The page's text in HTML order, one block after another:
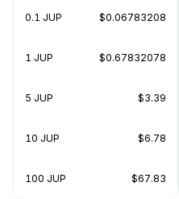
0.1 JUP $0.06783208
1 JUP $0.67832078
5 JUP $3.39
10 JUP $6.78
100 JUP $67.83